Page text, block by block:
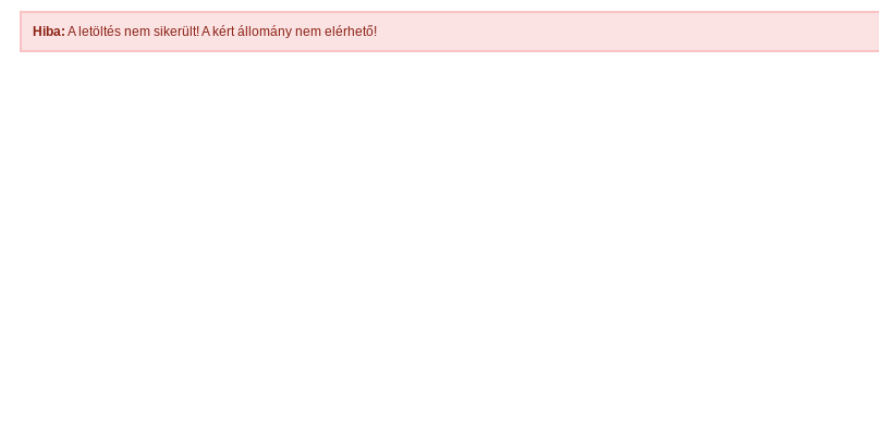
Hiba: A letöltés nem sikerült! A kért állomány nem elérhető!